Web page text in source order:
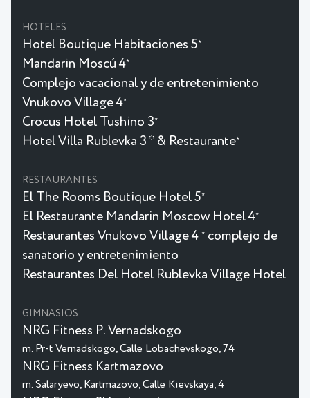
HOTELES
Hotel Boutique Habitaciones 5★
Mandarin Moscú 4★
Complejo vacacional y de entretenimiento
Vnukovo Village 4★
Crocus Hotel Tushino 3★
Hotel Villa Rublevka 3 * & Restaurante★
RESTAURANTES
El The Rooms Boutique Hotel 5★
El Restaurante Mandarin Moscow Hotel 4★
Restaurantes Vnukovo Village 4 ★
complejo de
sanatorio y entretenimiento
Restaurantes Del Hotel Rublevka Village Hotel
GIMNASIOS
NRG Fitness P. Vernadskogo
m. Pr-t Vernadskogo, Calle Lobachevskogo, 74
NRG Fitness Kartmazovo
m. Salaryevo, Kartmazovo, Calle Kievskaya, 4